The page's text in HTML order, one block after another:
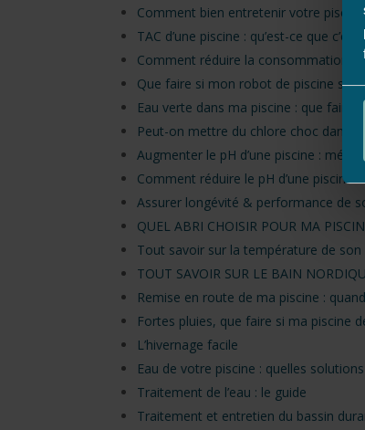
Comment bien entretenir votre piscine
TAC d’une piscine : qu’est-ce que
Comment réduire la consommation
Que faire si mon robot de piscine se
Eau verte dans ma piscine : que faire ?
Peut-on mettre du chlore choc dans
Augmenter le pH d’une piscine :
Comment réduire le pH d’une piscine ?
Assurer longévité & performance de
QUEL ABRI CHOISIR POUR MA
Tout savoir sur la température de son
TOUT SAVOIR SUR LE BAIN
Remise en route de ma piscine :
Fortes pluies, que faire si ma piscine
L’hivernage facile
Eau de votre piscine : quelles
Traitement de l’eau : le guide
Traitement et entretien du bassin